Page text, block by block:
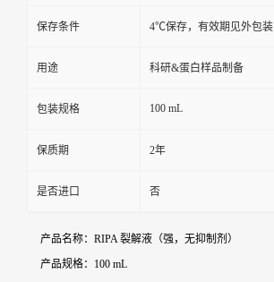
保存条件 4℃保存，有效期见外包装
用途 科研&蛋白样品制备
包装规格 100 mL
保质期 2年
是否进口 否
产品名称：RIPA 裂解液（强，无抑制剂）
产品规格：100 mL